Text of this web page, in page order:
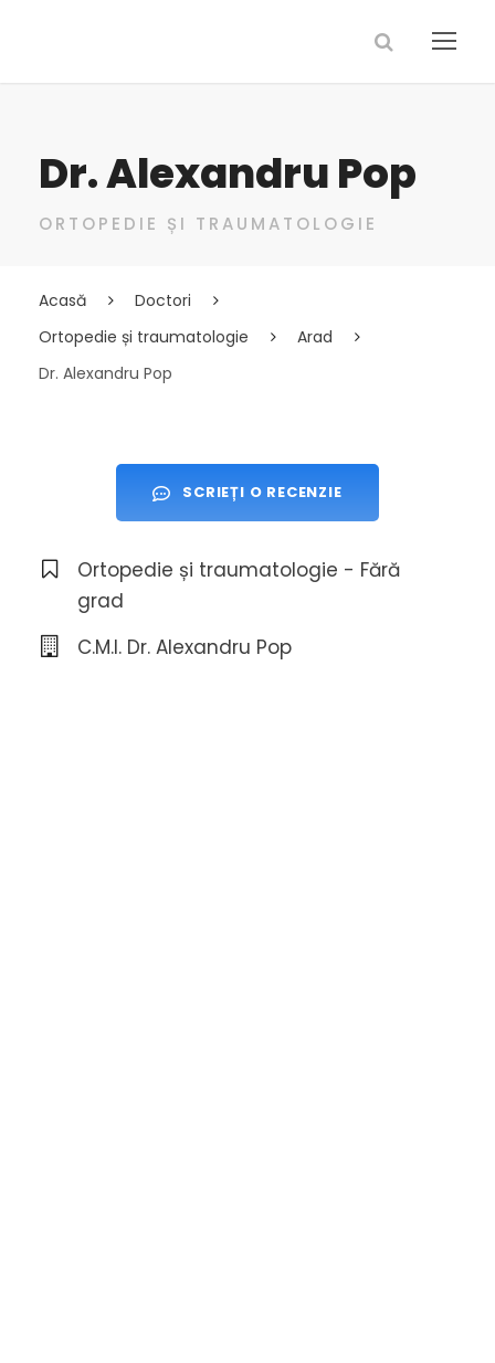
Dr. Alexandru Pop
ORTOPEDIE ȘI TRAUMATOLOGIE
Acasă
Doctori
Ortopedie și traumatologie
Arad
Dr. Alexandru Pop
SCRIEȚI O RECENZIE
Ortopedie și traumatologie - Fără
grad
C.M.I. Dr. Alexandru Pop